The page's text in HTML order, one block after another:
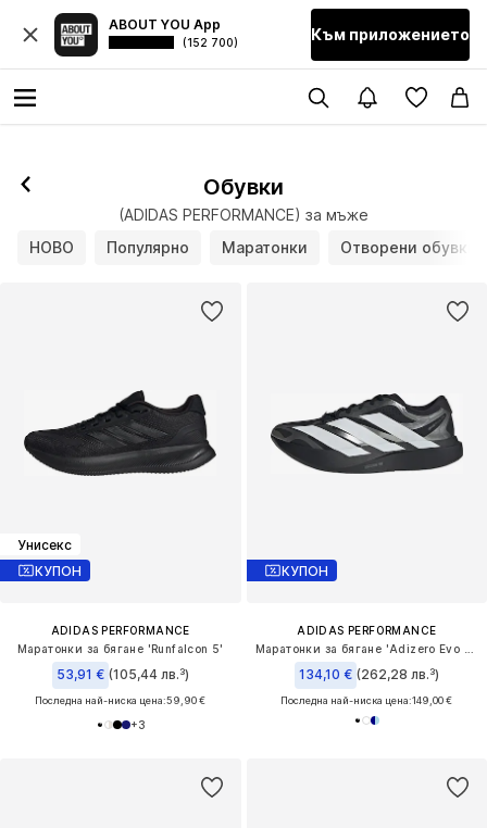
ABOUT YOU App
(152 700) Към приложението
Обувки
(ADIDAS PERFORMANCE) за мъже
НОВО
Популярно Маратонки Отворени обувки
Унисекс
КУПОН
ADIDAS PERFORMANCE
Маратонки за бягане 'Runfalcon 5'
53,91 € (105,44 лв.³)
Последна най-ниска цена:59,90 €
+3
КУПОН
ADIDAS PERFORMANCE
134,10 € (262,28 лв.³)
Последна най-ниска цена:149,00 €